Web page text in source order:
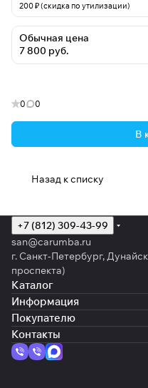
200 ₽ (скидка по утилизации)
Обычная цена
7 800 руб.
0 0
В
Назад к списку
+7 (812) 309-43-99
san@carumba.ru
г. Санкт-Петербург,
проспекта)
Каталог
Информация
Покупателю
Контакты